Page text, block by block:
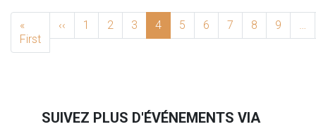
PAGINATION
«
First First page
‹‹ Previous page
1 2 3 4 5 6 7 8 9 …
SUIVEZ PLUS D'ÉVÉNEMENTS VIA